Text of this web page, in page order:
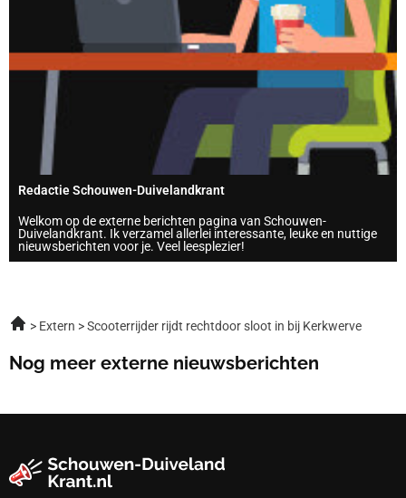
Redactie Schouwen-Duivelandkrant
Welkom op de externe berichten pagina van Schouwen-
Duivelandkrant. Ik verzamel allerlei interessante, leuke en nuttige
nieuwsberichten voor je. Veel leesplezier!
Extern Scooterrijder rijdt rechtdoor sloot in bij Kerkwerve
Nog meer externe nieuwsberichten